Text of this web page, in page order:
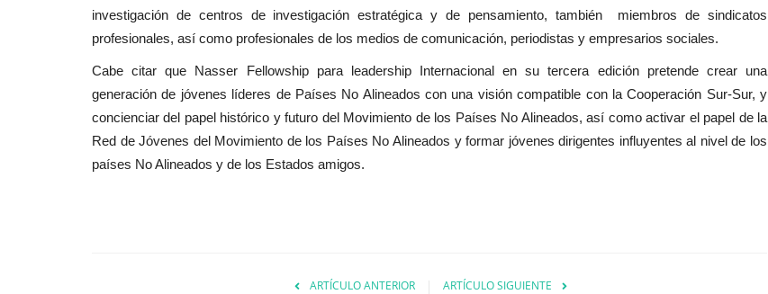
investigación de centros de investigación estratégica y de pensamiento, también miembros de sindicatos
profesionales, así como profesionales de los medios de comunicación, periodistas y empresarios sociales.
Cabe citar que Nasser Fellowship para leadership Internacional en su tercera edición pretende crear una
generación de jóvenes líderes de Países No Alineados con una visión compatible con la Cooperación Sur-Sur, y
concienciar del papel histórico y futuro del Movimiento de los Países No Alineados, así como activar el papel de la
Red de Jóvenes del Movimiento de los Países No Alineados y formar jóvenes dirigentes influyentes al nivel de los
países No Alineados y de los Estados amigos.
ARTÍCULO ANTERIOR ARTÍCULO SIGUIENTE